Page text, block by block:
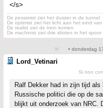
</s>
De pessimist ziet het duister in de tunnel
De optimist ziet het licht aan het eind
De realist ziet de trein komen
De machinist ziet drie idioten in het spoor
• donderdag
Lord_Vetinari
Si non
Ralf Dekker had in zijn tijd
Russische politici die op de
blijkt uit onderzoek van NRC.